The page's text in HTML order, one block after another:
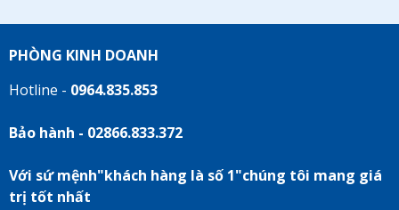
PHÒNG KINH DOANH
Hotline - 0964.835.853
Bảo hành - 02866.833.372
Với sứ mệnh"khách hàng là số 1"chúng tôi mang giá
trị tốt nhất